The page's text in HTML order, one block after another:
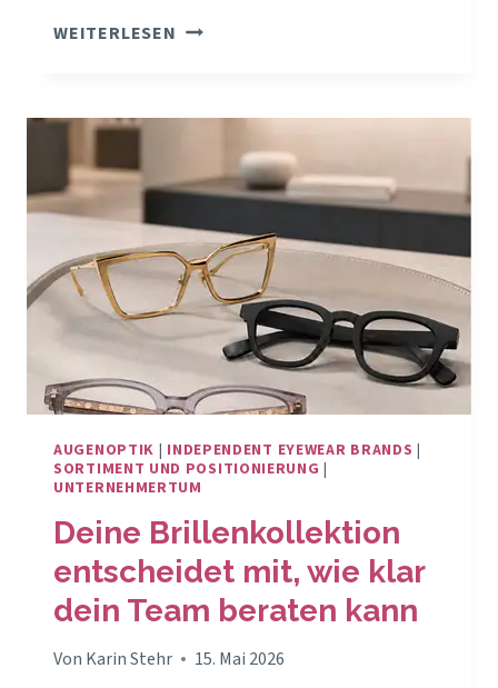
WEITERLESEN NICHT
–
POSITIONIERUNG
DEINER
KOLLEKTION
BEGINNT
AUGENOPTIK | INDEPENDENT EYEWEAR BRANDS |
SORTIMENT UND POSITIONIERUNG |
UNTERNEHMERTUM
Deine Brillenkollektion
entscheidet mit, wie klar
dein Team beraten kann
Von Karin Stehr 15. Mai 2026